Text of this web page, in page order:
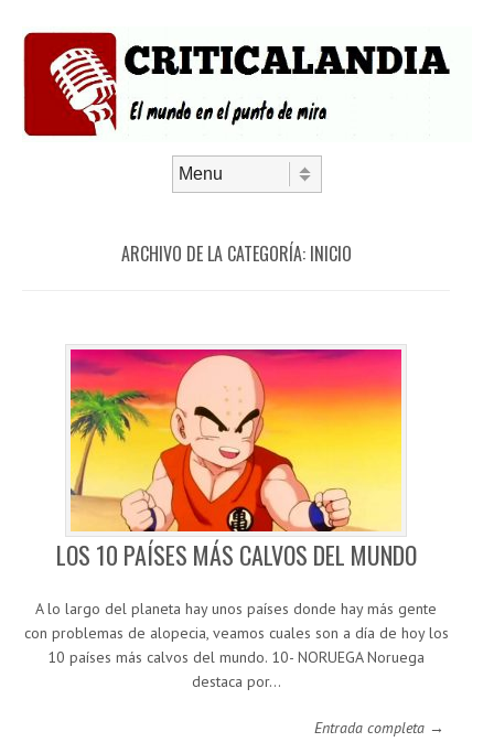
ARCHIVO DE LA CATEGORÍA: INICIO
LOS 10 PAÍSES MÁS CALVOS DEL MUNDO
A lo largo del planeta hay unos países donde hay más gente
con problemas de alopecia, veamos cuales son a día de hoy los
10 países más calvos del mundo. 10- NORUEGA Noruega
destaca por…
Entrada completa →